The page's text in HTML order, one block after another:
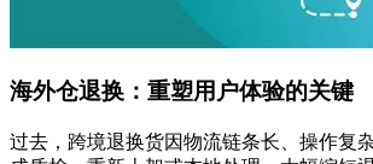
海外仓退换：重塑用户体验的关键
过去，跨境退换货因物流链条长、操作复